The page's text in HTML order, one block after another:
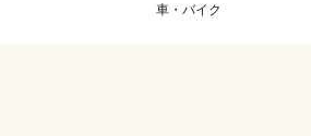
車・バイク